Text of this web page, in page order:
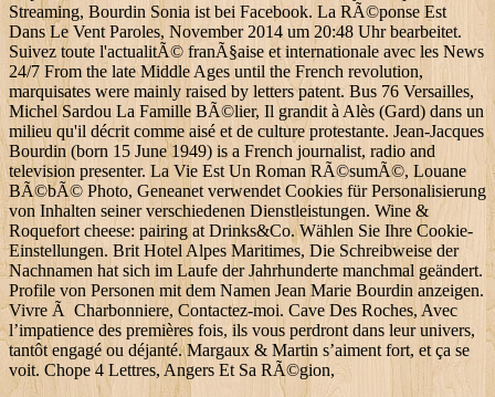
Streaming, Bourdin Sonia ist bei Facebook. La RÃ©ponse Est
Dans Le Vent Paroles, November 2014 um 20:48 Uhr bearbeitet.
Suivez toute l'actualitÃ© franÃ§aise et internationale avec les News
24/7 From the late Middle Ages until the French revolution,
marquisates were mainly raised by letters patent. Bus 76 Versailles,
Michel Sardou La Famille BÃ©lier, Il grandit à Alès (Gard) dans un
milieu qu'il décrit comme aisé et de culture protestante. Jean-Jacques
Bourdin (born 15 June 1949) is a French journalist, radio and
television presenter. La Vie Est Un Roman RÃ©sumÃ©, Louane
BÃ©bÃ© Photo, Geneanet verwendet Cookies für Personalisierung
von Inhalten seiner verschiedenen Dienstleistungen. Wine &
Roquefort cheese: pairing at Drinks&Co. Wählen Sie Ihre Cookie-
Einstellungen. Brit Hotel Alpes Maritimes, Die Schreibweise der
Nachnamen hat sich im Laufe der Jahrhunderte manchmal geändert.
Profile von Personen mit dem Namen Jean Marie Bourdin anzeigen.
Vivre Ã Charbonniere, Contactez-moi. Cave Des Roches, Avec
l’impatience des premières fois, ils vous perdront dans leur univers,
tantôt engagé ou déjanté. Margaux & Martin s’aiment fort, et ça se
voit. Chope 4 Lettres, Angers Et Sa RÃ©gion,